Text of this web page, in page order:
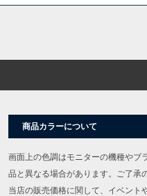
商品カラーについて
画面上の色調はモニターの機種やブ
品と異なる場合があります。ご了承
当店の販売価格に関して、イベント